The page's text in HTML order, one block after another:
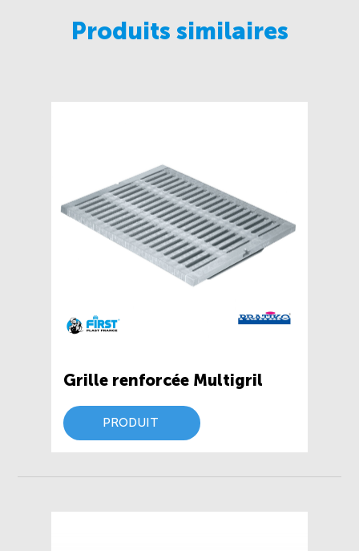
Produits similaires
Grille renforcée Multigril
PRODUIT